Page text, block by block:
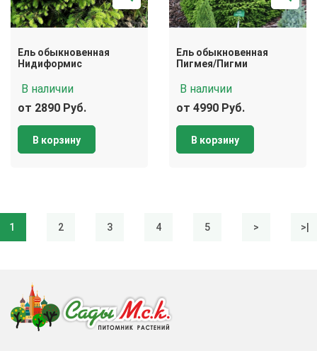
Ель обыкновенная
Нидиформис
В наличии
от 2890 Руб.
В корзину
Ель обыкновенная
Пигмея/Пигми
В наличии
от 4990 Руб.
В корзину
1 2 3 4 5 > >|